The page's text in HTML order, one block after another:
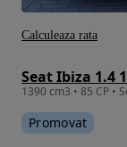
Seat Ibiza 1.4
1390 cm3 • 85 CP •
Promovat
Calculeaza rata